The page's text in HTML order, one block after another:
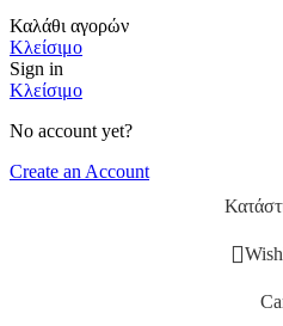
Καλάθι αγορών
Κλείσιμο
Sign in
Κλείσιμο
No account yet?
Create an Account